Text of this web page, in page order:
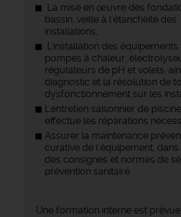
La mise en œuvre des
bassin, veille à l'étanchéité des
installations,
L'installation des équipements
pompes à chaleur,
régulateurs de pH et volets,
diagnostic et la résolution de
dysfonctionnement sur les
L'entretien saisonnier de
effectue les réparations
Assurer la maintenance
curative de l'équipement,
des consignes et normes de
prévention sanitaire.
Une formation interne est prévue.